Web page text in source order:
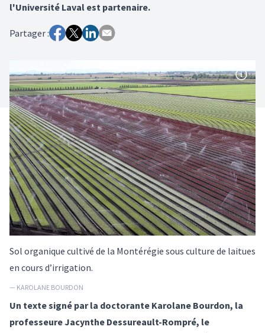
l'Université Laval est partenaire.
Partager :
Sol organique cultivé de la Montérégie sous culture de laitues
en cours d’irrigation.
— KAROLANE BOURDON
Un texte signé par la doctorante Karolane Bourdon, la
professeureJacynthe Dessureault-Rompré, le